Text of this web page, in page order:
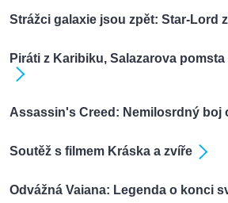
Strážci galaxie jsou zpět: Star-Lord
Piráti z Karibiku, Salazarova
Assassin's Creed: Nemilosrdný boj
Soutěž s filmem Kráska a zvíře
Odvážná Vaiana: Legenda o konci